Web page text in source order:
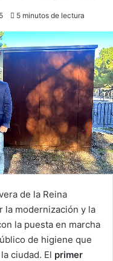
5 minutos de lectura
de la Reina
la modernización y la
la puesta en marcha
de higiene que
ciudad. El primer